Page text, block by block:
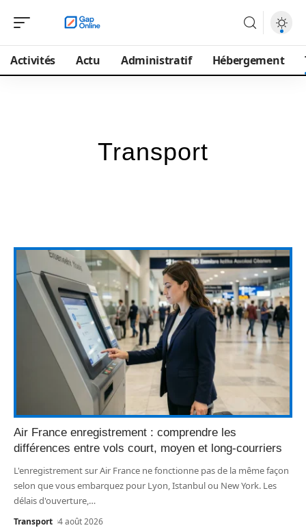
Activités Actu Administratif Hébergement
Transport
Air France enregistrement : comprendre les
différences entre vols court, moyen et long-courriers
L'enregistrement sur Air France ne fonctionne pas de la même façon
selon que vous embarquez pour Lyon, Istanbul ou New York. Les
délais d'ouverture,…
Transport 4 août 2026